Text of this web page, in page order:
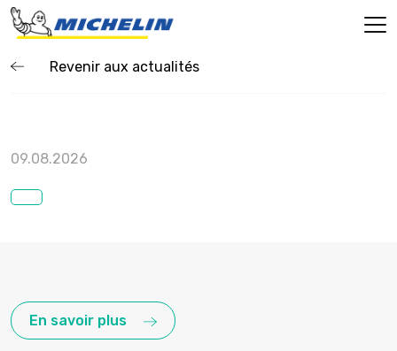
Revenir aux actualités
09.08.2026
En savoir plus